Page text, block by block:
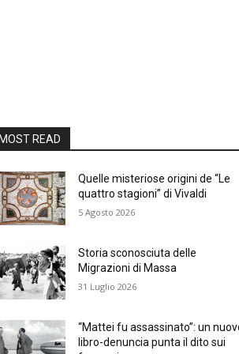
READ
Quelle misteriose origini de “Le
quattro stagioni” di Vivaldi
5 Agosto 2026
Storia sconosciuta delle
Migrazioni di Massa
31 Luglio 2026
“Mattei fu assassinato”: un
libro-denuncia punta il dito sui